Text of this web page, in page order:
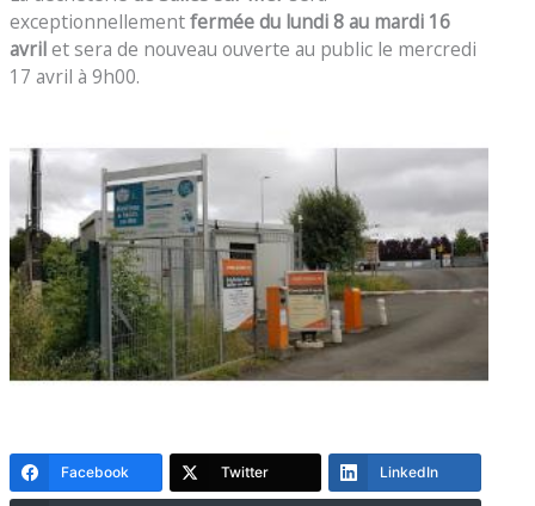
exceptionnellementfermée du lundi 8 au mardi 16
avrilet sera de nouveau ouverte au public le mercredi
17 avril à 9h00.
Facebook Twitter LinkedIn